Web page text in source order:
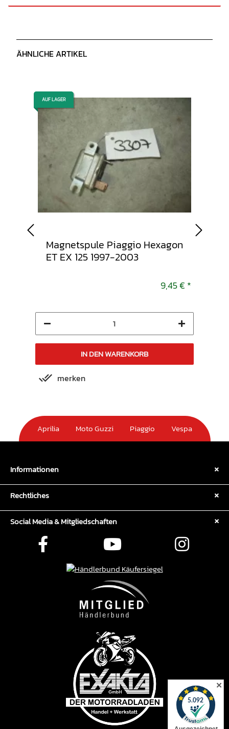
ÄHNLICHE ARTIKEL
AUF LAGER
Magnetspule Piaggio Hexagon
ET EX 125 1997-2003
9,45 € *
IN DEN WARENKORB
merken
Aprilia Moto Guzzi Piaggio Vespa
Informationen
Rechtliches
Social Media & Mitgliedschaften
✕